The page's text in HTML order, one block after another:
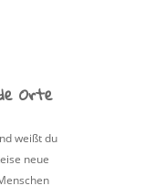
Orte
weißt du
neue